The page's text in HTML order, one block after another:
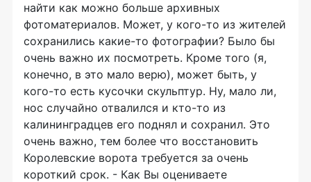
найти как можно больше архивных
фотоматериалов. Может, у кого-то из жителей
сохранились какие-то фотографии? Было бы
очень важно их посмотреть. Кроме того (я,
конечно, в это мало верю), может быть, у
кого-то есть кусочки скульптур. Ну, мало ли,
нос случайно отвалился и кто-то из
калининградцев его поднял и сохранил. Это
очень важно, тем более что восстановить
Королевские ворота требуется за очень
короткий срок. - Как Вы оцениваете